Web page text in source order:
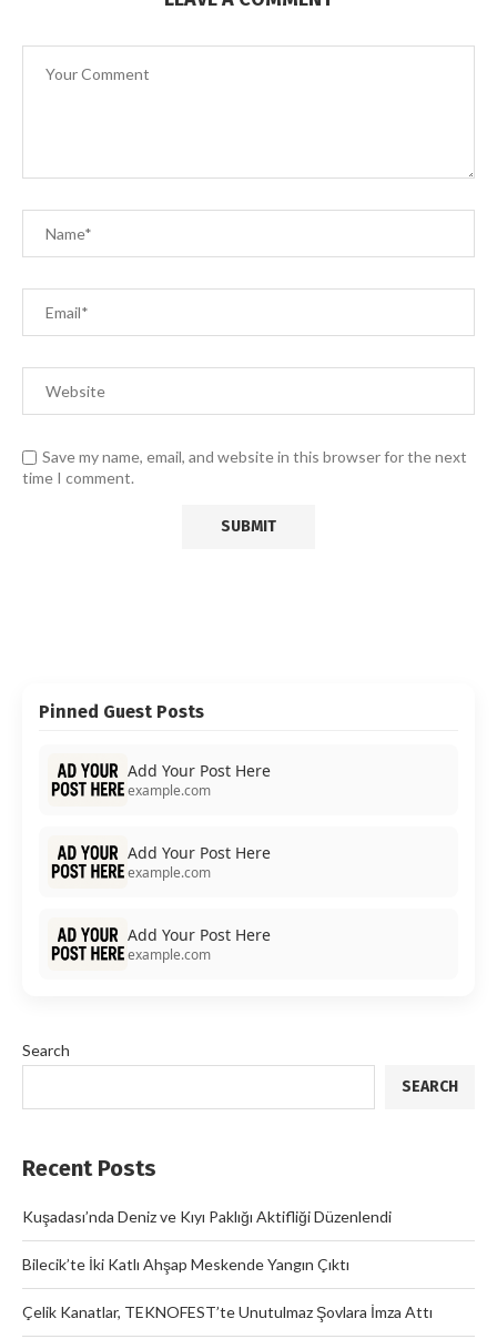
Save my name, email, and website in this browser for the next
time I comment.
Pinned Guest Posts
Add Your Post Here
example.com
Add Your Post Here
example.com
Add Your Post Here
example.com
Search
SEARCH
Recent Posts
Kuşadası’nda Deniz ve Kıyı Paklığı Aktifliği Düzenlendi
Bilecik’te İki Katlı Ahşap Meskende Yangın Çıktı
Çelik Kanatlar, TEKNOFEST’te Unutulmaz Şovlara İmza Attı